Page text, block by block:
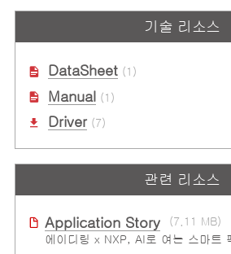
기술 리소스
DataSheet(1)
Manual (1)
Driver(7)
관련 리소스
Application Story
(7.11 MB)
에이디링 x NXP, AI로 여는 스마트